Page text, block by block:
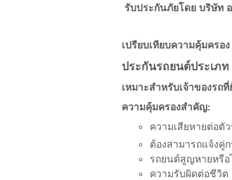
รับประกันภัยโดย บริษัท
เปรียบเทียบความคุ้มครอง
ประกันรถยนต์ประเภท
เหมาะสำหรับเจ้าของรถ
ความคุ้มครองสำคัญ:
ความเสียหายต่อตั
ต้องสามารถแจ้งคู่
รถยนต์สูญหายหรือ
ความรับผิดต่อชีวิต